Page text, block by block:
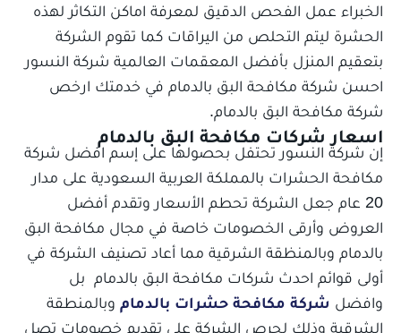
الخبراء عمل الفحص الدقيق لمعرفة اماكن التكاثر لهذه
الحشرة ليتم التحلص من اليراقات كما تقوم الشركة
بتعقيم المنزل بأفضل المعقمات العالمية شركة النسور
احسن شركة مكافحة البق بالدمام في خدمتك ارخص
شركة مكافحة البق بالدمام.
اسعار شركات مكافحة البق بالدمام
إن شركة النسور تحتفل بحصولها على إسم افضل شركة
مكافحة الحشرات بالمملكة العربية السعودية على مدار
20 عام جعل الشركة تحطم الأسعار وتقدم أفضل
العروض وأرقى الخصومات خاصة في مجال مكافحة البق
بالدمام وبالمنظقة الشرقية مما أعاد تصنيف الشركة في
أولى قوائم احدث شركات مكافحة البق بالدمام بل
وافضل شركة مكافحة حشرات بالدمام وبالمنطقة
الشرقية وذلك لحرص الشركة علي تقديم خصومات تصل